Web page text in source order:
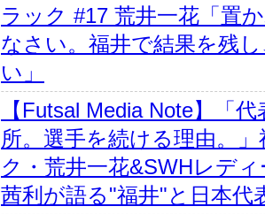
ラック #17 荒井一花「置
なさい。福井で結果を残
い」
【Futsal Media Note】「
所。選手を続ける理由。
ク・荒井一花&SWHレデ
茜利が語る"福井"と日本代